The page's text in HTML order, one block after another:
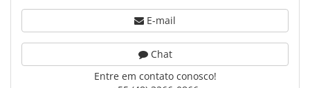
E-mail
Chat
Entre em contato conosco!